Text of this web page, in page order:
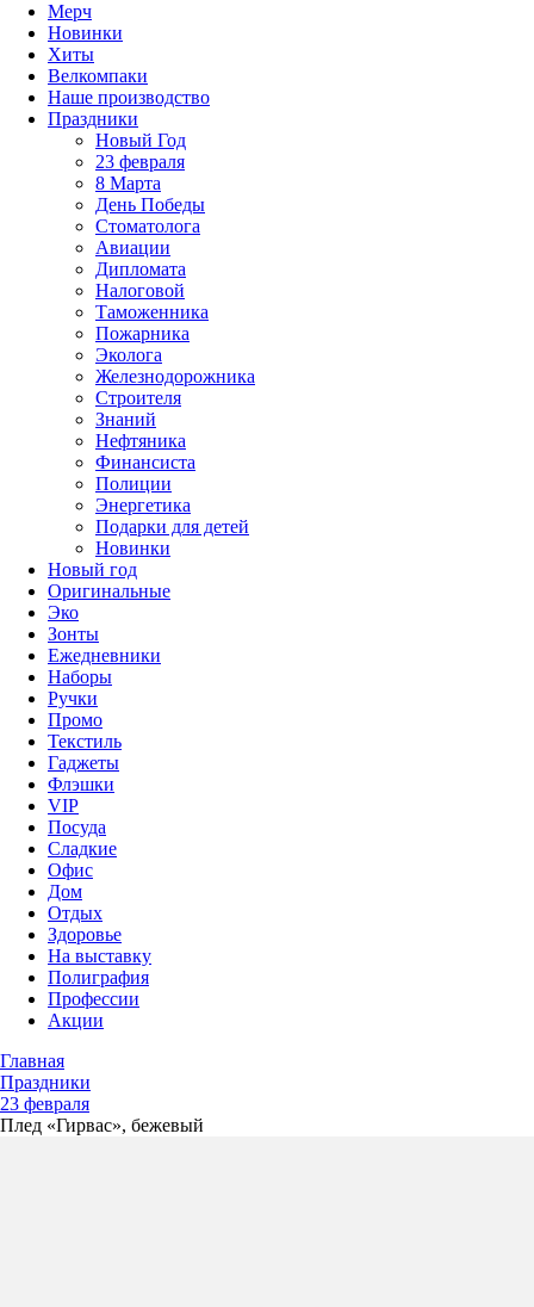
Мерч
Новинки
Хиты
Велкомпаки
Наше производство
Праздники
Новый Год
23 февраля
8 Марта
День Победы
Cтоматолога
Авиации
Дипломата
Налоговой
Таможенника
Пожарника
Эколога
Железнодорожника
Строителя
Знаний
Нефтяника
Финансиста
Полиции
Энергетика
Подарки для детей
Новинки
Новый год
Оригинальные
Эко
Зонты
Ежедневники
Наборы
Ручки
Промо
Текстиль
Гаджеты
Флэшки
VIP
Посуда
Сладкие
Офис
Дом
Отдых
Здоровье
На выставку
Полиграфия
Профессии
Акции
Главная
Праздники
23 февраля
Плед «Гирвас», бежевый